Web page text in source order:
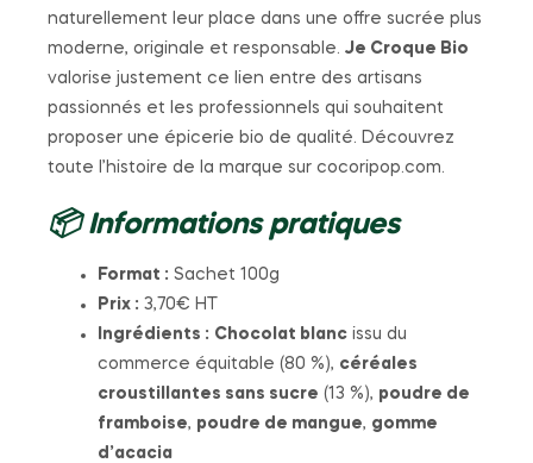
naturellement leur place dans une offre sucrée plus
moderne, originale et responsable. Je Croque Bio
valorise justement ce lien entre des artisans
passionnés et les professionnels qui souhaitent
proposer une épicerie bio de qualité. Découvrez
toute l’histoire de la marque sur cocoripop.com.
📦 Informations pratiques
Format : Sachet 100g
Prix : 3,70€ HT
Ingrédients : Chocolat blanc issu du
commerce équitable (80 %), céréales
croustillantes sans sucre (13 %), poudre de
framboise, poudre de mangue, gomme
d’acacia